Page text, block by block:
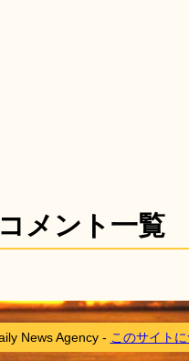
メント一覧
News Agency - このサイト